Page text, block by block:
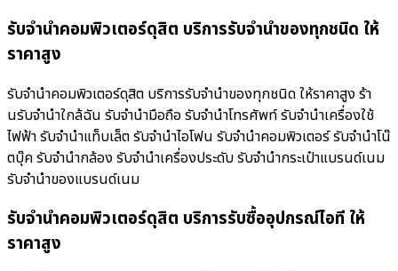
รับจำนำคอมพิวเตอร์ดุสิต บริการรับจำนำของทุกชนิด ให้
ราคาสูง
รับจำนำคอมพิวเตอร์ดุสิต บริการรับจำนำของทุกชนิด ให้ราคาสูง ร้า
นรับจํานําใกล้ฉัน รับจำนำมือถือ รับจำนำโทรศัพท์ รับจำนำเครื่องใช้
ไฟฟ้า รับจำนำแท็บเล็ต รับจำนำไอโฟน รับจำนำคอมพิวเตอร์ รับจำนำโน๊
ตบุ๊ค รับจำนำกล้อง รับจำนำเครื่องประดับ รับจำนำกระเป๋าแบรนด์เนม
รับจำนำของแบรนด์เนม
รับจำนำคอมพิวเตอร์ดุสิต บริการรับซื้ออุปกรณ์ไอที ให้
ราคาสูง